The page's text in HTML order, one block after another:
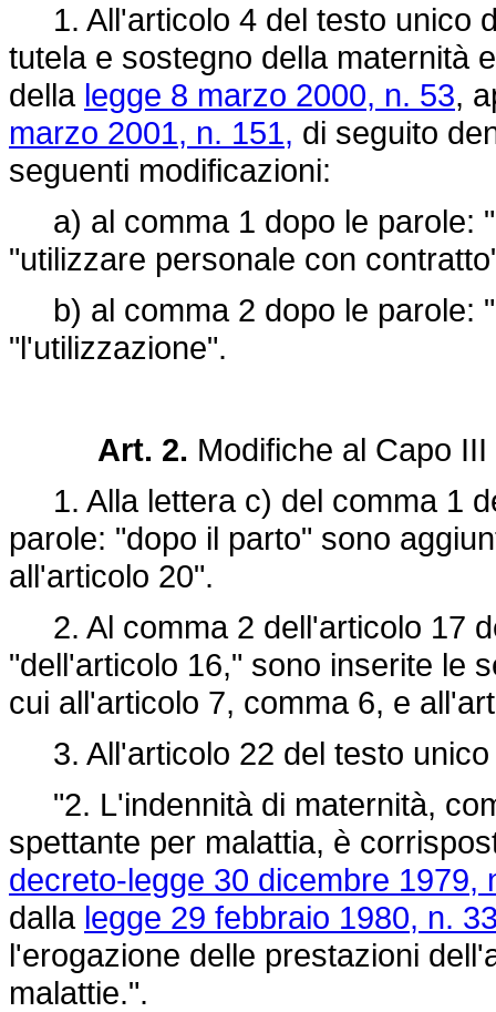
1. All'articolo 4 del testo unico
tutela e sostegno della maternità
della legge 8 marzo 2000, n. 53,
marzo 2001, n. 151, di seguito
seguenti modificazioni:
a) al comma 1 dopo le parole:
"utilizzare personale con
b) al comma 2 dopo le parole:
"l'utilizzazione".
Art. 2. Modifiche al Capo III
1. Alla lettera c) del comma 1
parole: "dopo il parto" sono
all'articolo 20".
2. Al comma 2 dell'articolo 17
"dell'articolo 16," sono inserite le
cui all'articolo 7, comma 6, e
3. All'articolo 22 del testo unico
"2. L'indennità di maternità,
spettante per malattia, è
decreto-legge 30 dicembre 1979,
dalla legge 29 febbraio 1980, n.
l'erogazione delle prestazioni
malattie.".